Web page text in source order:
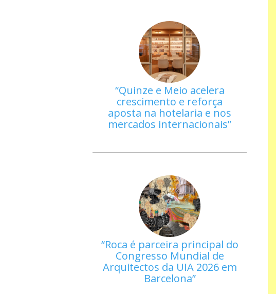
Quinze e Meio acelera
crescimento e reforça
aposta na hotelaria e nos
mercados internacionais
Roca é parceira principal do
Congresso Mundial de
Arquitectos da UIA 2026 em
Barcelona